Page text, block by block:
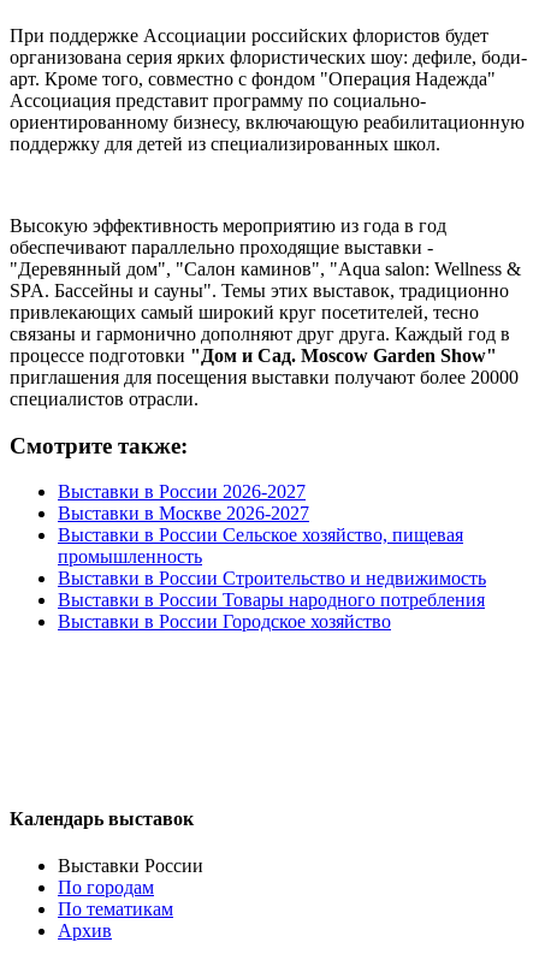
При поддержке Ассоциации российских флористов будет
организована серия ярких флористических шоу: дефиле, боди-
арт. Кроме того, совместно с фондом "Операция Надежда"
Ассоциация представит программу по социально-
ориентированному бизнесу, включающую реабилитационную
поддержку для детей из специализированных школ.
Высокую эффективность мероприятию из года в год
обеспечивают параллельно проходящие выставки -
"Деревянный дом", "Салон каминов", "Aqua salon: Wellness &
SPA. Бассейны и сауны". Темы этих выставок, традиционно
привлекающих самый широкий круг посетителей, тесно
связаны и гармонично дополняют друг друга. Каждый год в
процессе подготовки "Дом и Сад. Moscow Garden Show"
приглашения для посещения выставки получают более 20000
специалистов отрасли.
Смотрите также:
Выставки в России 2026-2027
Выставки в Москве 2026-2027
Выставки в России Сельское хозяйство, пищевая
промышленность
Выставки в России Строительство и недвижимость
Выставки в России Товары народного потребления
Выставки в России Городское хозяйство
Календарь выставок
Выставки России
По городам
По тематикам
Архив